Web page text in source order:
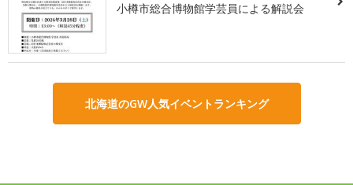
小樽市総合博物館学芸員による解説会
北海道のGW人気イベントランキング